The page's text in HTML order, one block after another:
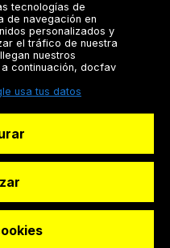
S.L
tecnologías de
de navegación en
personalizados y
el tráfico de nuestra
nuestros
continuación, docfav
usa tus datos